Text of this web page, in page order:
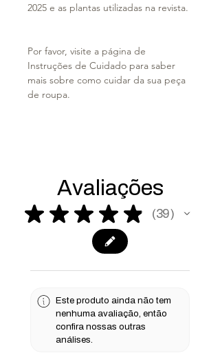
2025 e as plantas utilizadas na revista.
Por favor, visite a página de
Instruções de Cuidado para saber
mais sobre como cuidar da sua peça
de roupa.
Avaliações
★ ★ ★ ★ ★ 39
39
Este produto ainda não tem
nenhuma avaliação, então
confira nossas outras
análises.